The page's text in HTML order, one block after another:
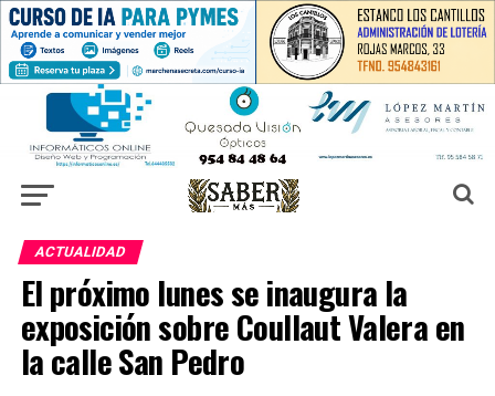
ACTUALIDAD
El próximo lunes se inaugura la
exposición sobre Coullaut Valera en
la calle San Pedro